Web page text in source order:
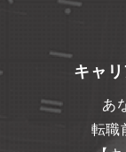
キャ
あ
転職